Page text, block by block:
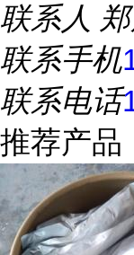
联系人
联系手机
联系电话
推荐产品